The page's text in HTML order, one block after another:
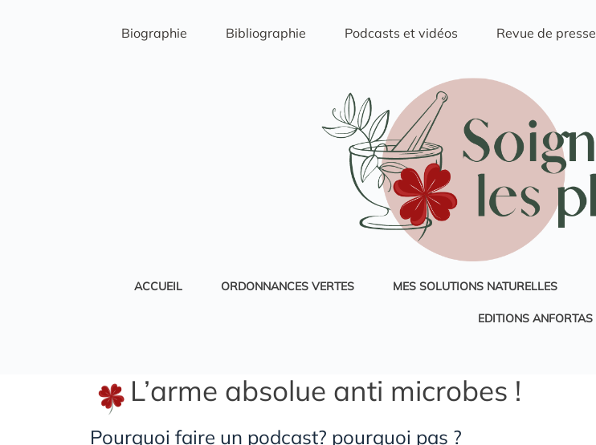
Biographie Bibliographie Podcasts et vidéos Revue de presse
ACCUEIL ORDONNANCES VERTES MES SOLUTIONS NATURELLES
EDITIONS ANFORTAS
L’arme absolue anti microbes !
Pourquoi faire un podcast? pourquoi pas ?